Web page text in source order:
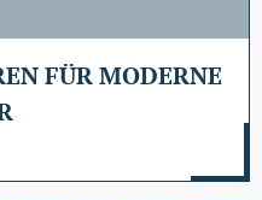
FÜR MODERNE